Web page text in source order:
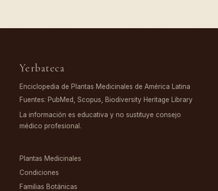
Yerbateca
Enciclopedia de Plantas Medicinales de América Latina
Fuentes: PubMed, Scopus, Biodiversity Heritage Library
La información es educativa y no sustituye consejo
médico profesional.
Plantas Medicinales
Condiciones
Familias Botánicas